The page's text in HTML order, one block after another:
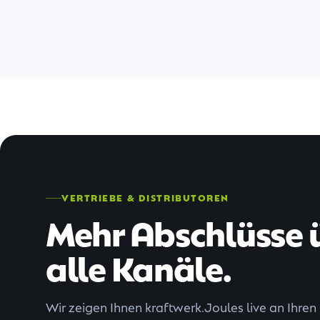
VERTRIEBE & DISTRIBUTOREN
Mehr Abschlüsse
alle Kanäle.
Wir zeigen Ihnen kraftwerk.Joules live an Ihren